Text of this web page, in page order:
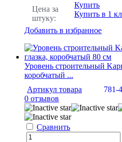
Цена за
штуку:
Купить
Купить в 1
Добавить в избранное
Уровень строительный
коробчатый ...
Артикул товара
781-
0 отзывов
Сравнить